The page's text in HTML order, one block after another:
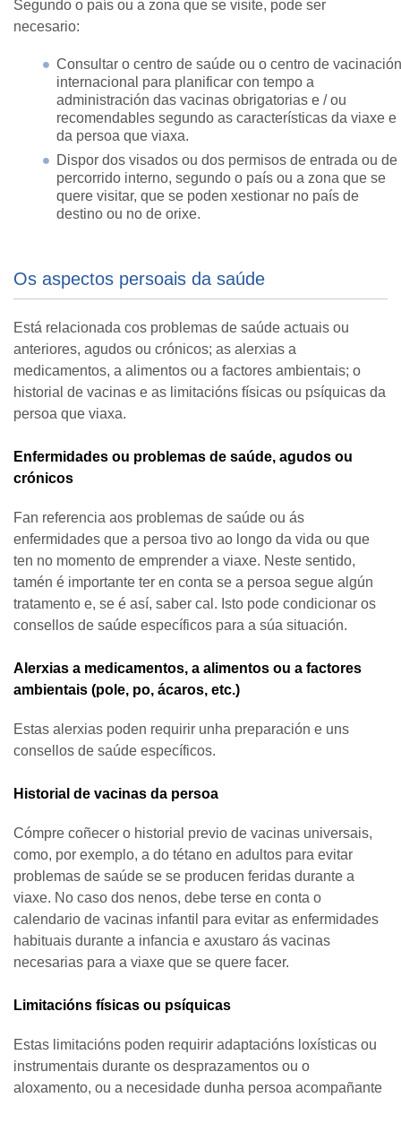
Segundo o país ou a zona que se visite, pode ser
necesario:
Consultar o centro de saúde ou o centro de vacinación
internacional para planificar con tempo a
administración das vacinas obrigatorias e / ou
recomendables segundo as características da viaxe e
da persoa que viaxa.
Dispor dos visados ou dos permisos de entrada ou de
percorrido interno, segundo o país ou a zona que se
quere visitar, que se poden xestionar no país de
destino ou no de orixe.
Os aspectos persoais da saúde
Está relacionada cos problemas de saúde actuais ou
anteriores, agudos ou crónicos; as alerxias a
medicamentos, a alimentos ou a factores ambientais; o
historial de vacinas e as limitacións físicas ou psíquicas da
persoa que viaxa.
Enfermidades ou problemas de saúde, agudos ou
crónicos
Fan referencia aos problemas de saúde ou ás
enfermidades que a persoa tivo ao longo da vida ou que
ten no momento de emprender a viaxe. Neste sentido,
tamén é importante ter en conta se a persoa segue algún
tratamento e, se é así, saber cal. Isto pode condicionar os
consellos de saúde específicos para a súa situación.
Alerxias a medicamentos, a alimentos ou a factores
ambientais (pole, po, ácaros, etc.)
Estas alerxias poden requirir unha preparación e uns
consellos de saúde específicos.
Historial de vacinas da persoa
Cómpre coñecer o historial previo de vacinas universais,
como, por exemplo, a do tétano en adultos para evitar
problemas de saúde se se producen feridas durante a
viaxe. No caso dos nenos, debe terse en conta o
calendario de vacinas infantil para evitar as enfermidades
habituais durante a infancia e axustaro ás vacinas
necesarias para a viaxe que se quere facer.
Limitacións físicas ou psíquicas
Estas limitacións poden requirir adaptacións loxísticas ou
instrumentais durante os desprazamentos ou o
aloxamento, ou a necesidade dunha persoa acompañante